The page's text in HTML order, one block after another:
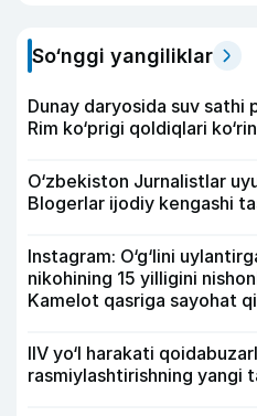
So‘nggi yangiliklar
Dunay daryosida suv sathi
Rim ko‘prigi qoldiqlari
O‘zbekiston Jurnalistlar
Blogerlar ijodiy kengashi
Instagram: O‘g‘lini
nikohining 15 yilligini
Kamelot qasriga sayohat
IIV yo‘l harakati
rasmiylashtirishning yangi